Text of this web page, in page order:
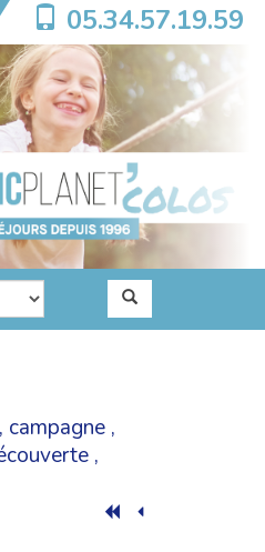
05.34.57.19.59
, campagne ,
,